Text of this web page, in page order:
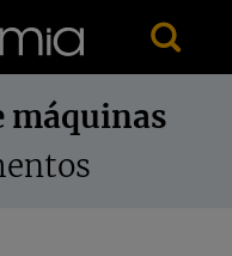
máquinas